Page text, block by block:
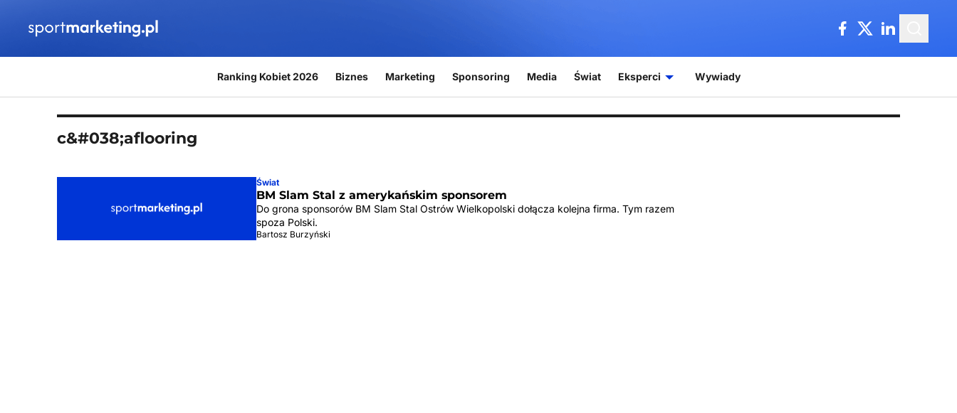
Ranking Kobiet 2026 Biznes Marketing Sponsoring Media Świat Eksperci Wywiady
c&#038;aflooring
Świat
BM Slam Stal z amerykańskim sponsorem
Do grona sponsorów BM Slam Stal Ostrów Wielkopolski dołącza kolejna firma. Tym razem
spoza Polski.
Bartosz Burzyński